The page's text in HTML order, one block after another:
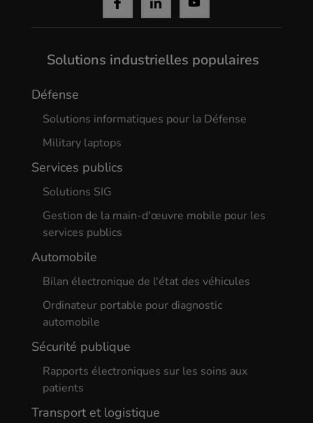
Yes, I agree
Solutions industrielles populaires
Défense
Solutions informatiques pour la Défense
Military laptops
Services publics
Solutions SIG
Gestion de la main-d'œuvre mobile pour les
services publics
Automobile
Bilan électronique de l'état des véhicules
Ordinateur portable pour diagnostic
automobile
Sécurité publique
Rapports électroniques sur les soins aux
patients
Transport et logistique